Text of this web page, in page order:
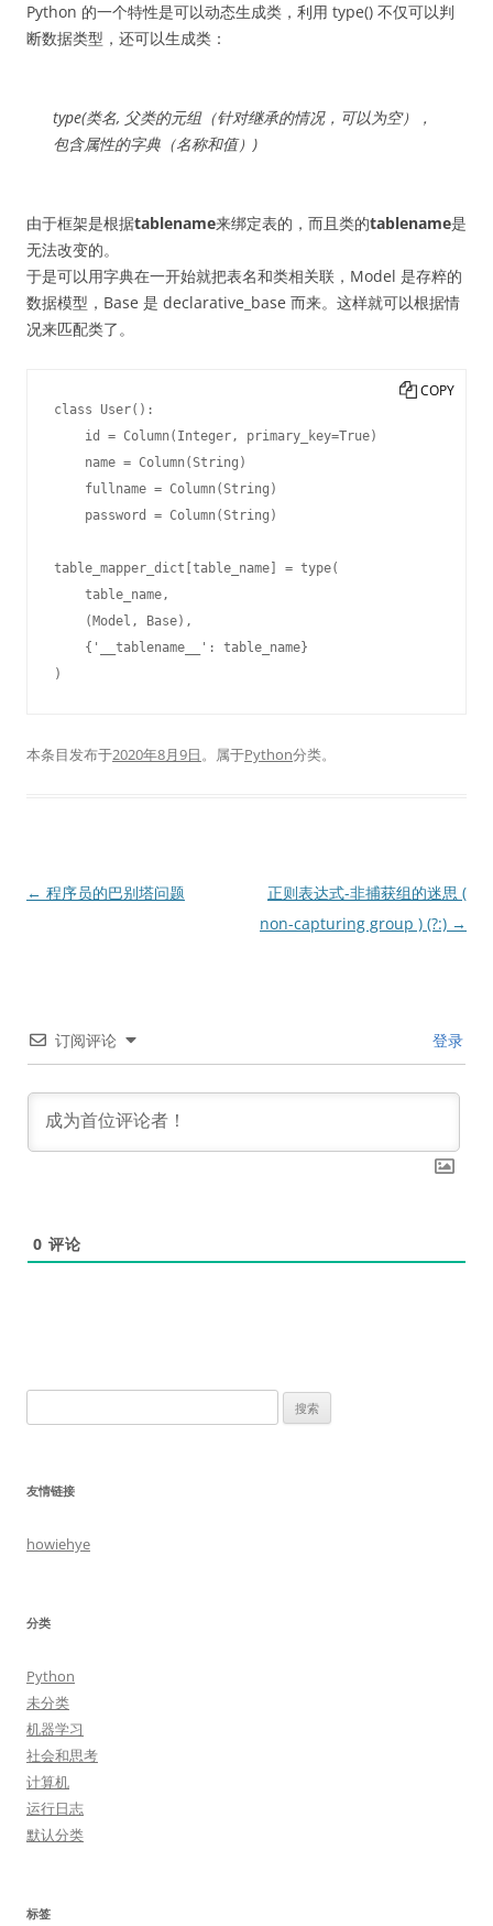
Python 的一个特性是可以动态生成类，利用 type() 不仅可以判
断数据类型，还可以生成类：
type(类名, 父类的元组（针对继承的情况，可以为空），
包含属性的字典（名称和值）)
由于框架是根据tablename来绑定表的，而且类的tablename是
无法改变的。
于是可以用字典在一开始就把表名和类相关联，Model 是存粹的
数据模型，Base 是 declarative_base 而来。这样就可以根据情
况来匹配类了。
class User():
    id = Column(Integer, primary_key=True)
    name = Column(String)
    fullname = Column(String)
    password = Column(String)
table_mapper_dict[table_name] = type(
    table_name,
    (Model, Base),
    {'__tablename__': table_name}
COPY
本条目发布于2020年8月9日。属于Python分类。
文
← 程序员的巴别塔问题
正则表达式-非捕获组的迷思 (
non-capturing group ) (?:) →
订阅评论 登录
0 评论
索：
友情链接
howiehye
分类
Python
未分类
机器学习
社会和思考
计算机
运行日志
默认分类
标签